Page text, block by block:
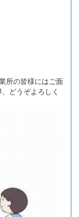
所の皆様にはご面
どうぞよろしく